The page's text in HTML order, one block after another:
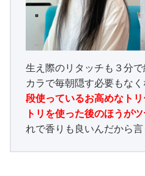
生え際のリタッチも３分
カラで毎朝隠す必要もな
段使っているお高めなト
トリを使った後のほうがツ
れで香りも良いんだから言